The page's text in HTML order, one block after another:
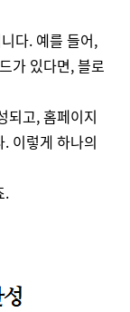
다. 예를 들어,
가 있다면, 블로
되고, 홈페이지
이렇게 하나의
​.